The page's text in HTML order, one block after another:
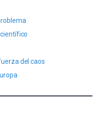
del caos